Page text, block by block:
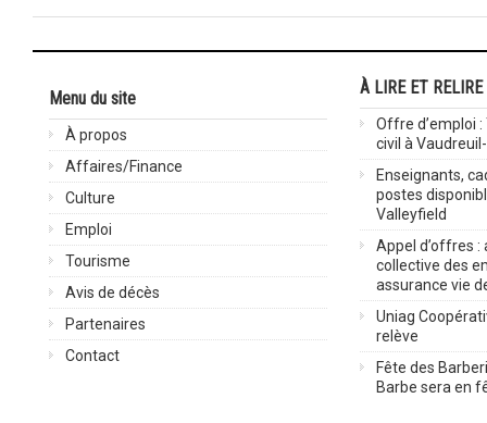
Menu du site
À propos
Affaires/Finance
Culture
Emploi
Tourisme
Avis de décès
Partenaires
Contact
À LIRE ET RELIRE
Offre d’emploi
civil à
Enseignants,
postes
Valleyfield
Appel d’offres :
collective des
assurance vie
Uniag
relève
Fête des
Barbe sera en